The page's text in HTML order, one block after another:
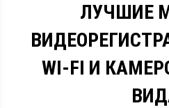
ЛУЧШИЕ
WI-FI И